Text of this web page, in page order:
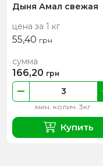
Дыня Амал свежая
цена за 1 кг
55,40 грн
мин. колич. 3кг
сумма
166,20 грн
Купить